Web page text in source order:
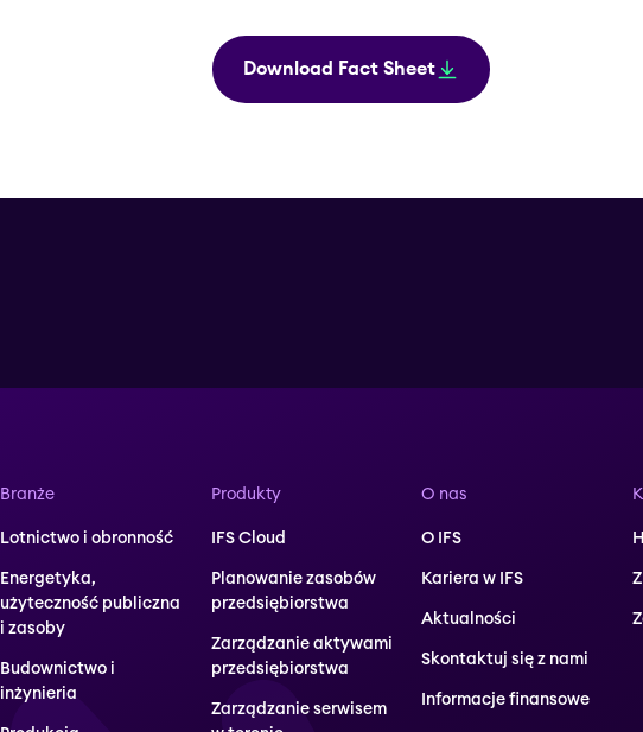
Download Fact Sheet
Branże
Lotnictwo i obronność
Energetyka,
użyteczność publiczna
i zasoby
Budownictwo i
inżynieria
Produkty
IFS Cloud
Planowanie zasobów
przedsiębiorstwa
Zarządzanie aktywami
przedsiębiorstwa
Zarządzanie serwisem
O nas
O IFS
Kariera w IFS
Aktualności
Skontaktuj się z nami
Informacje finansowe